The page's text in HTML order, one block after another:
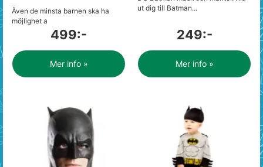
Även de minsta barnen ska ha
möjlighet a
499:-
Mer info »
ut dig till Batman...
249:-
Mer info »